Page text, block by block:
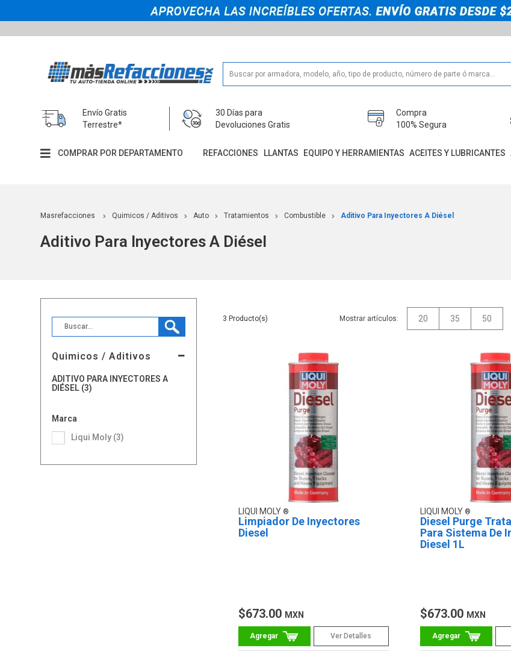
Envío Gratis
Terrestre*
30 Días para
Devoluciones Gratis
Compra
100% Segura
COMPRAR POR DEPARTAMENTO REFACCIONES LLANTAS EQUIPO Y HERRAMIENTAS ACEITES Y LUBRICANTES
Masrefacciones Quimicos / Aditivos Auto Tratamientos Combustible Aditivo Para Inyectores A Diésel
Aditivo Para Inyectores A Diésel
Quimicos / Aditivos
ADITIVO PARA INYECTORES A
DIÉSEL (3)
Marca
Liqui Moly (3)
3 Mostrar artículos: 20 35 50
LIQUI MOLY
Limpiador De Inyectores
Diesel
$673.00 MXN
Ver Detalles
LIQUI MOLY
Diesel Purge
Para Sistema De
Diesel 1L
$673.00 MXN